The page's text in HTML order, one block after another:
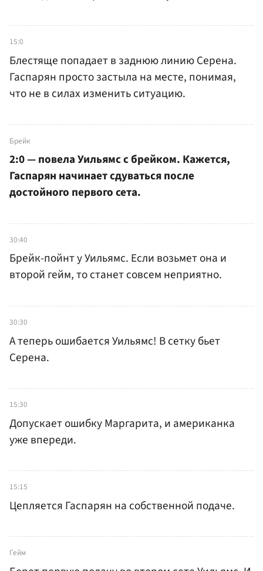
15:0
Блестяще попадает в заднюю линию Серена.
Гаспарян просто застыла на месте, понимая,
что не в силах изменить ситуацию.
Брейк
2:0 — повела Уильямс с брейком. Кажется,
Гаспарян начинает сдуваться после
достойного первого сета.
30:40
Брейк-пойнт у Уильямс. Если возьмет она и
второй гейм, то станет совсем неприятно.
30:30
А теперь ошибается Уильямс! В сетку бьет
Серена.
15:30
Допускает ошибку Маргарита, и американка
уже впереди.
15:15
Цепляется Гаспарян на собственной подаче.
Гейм